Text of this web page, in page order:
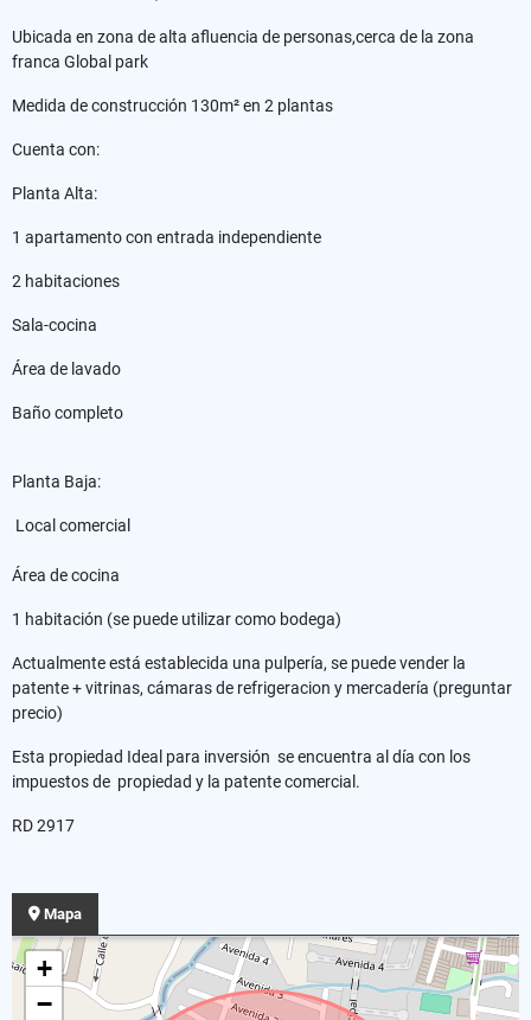
Ubicada en zona de alta afluencia de personas,cerca de la zona
franca Global park
Medida de construcción 130m² en 2 plantas
Cuenta con:
Planta Alta:
1 apartamento con entrada independiente
2 habitaciones
Sala-cocina
Área de lavado
Baño completo
Planta Baja:
Local comercial
Área de cocina
1 habitación (se puede utilizar como bodega)
Actualmente está establecida una pulpería, se puede vender la
patente + vitrinas, cámaras de refrigeracion y mercadería (preguntar
precio)
Esta propiedad Ideal para inversión se encuentra al día con los
impuestos de propiedad y la patente comercial.
RD 2917
Mapa
+
−